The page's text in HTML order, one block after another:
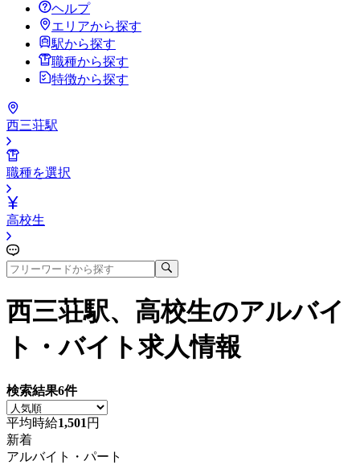
ヘルプ
エリアから探す
駅から探す
職種から探す
特徴から探す
西三荘駅
職種を選択
高校生
西三荘駅、高校生のアルバイ
ト・バイト求人情報
検索結果6件
平均時給1,501 円
新着
アルバイト・パート